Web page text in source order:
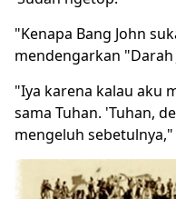
"Kenapa Bang John
mendengarkan
"Iya karena kalau aku
sama Tuhan. 'Tuhan,
mengeluh